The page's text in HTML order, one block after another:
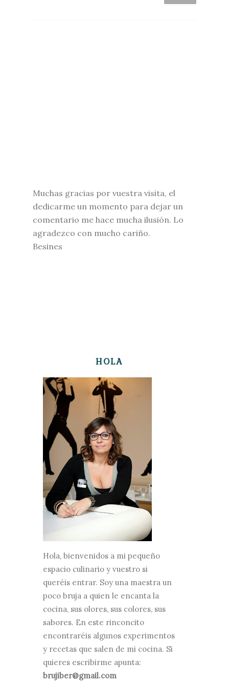
Muchas gracias por vuestra visita, el
dedicarme un momento para dejar un
comentario me hace mucha ilusión. Lo
agradezco con mucho cariño.
Besines
HOLA
Hola, bienvenidos a mi pequeño
espacio culinario y vuestro si
queréis entrar. Soy una maestra un
poco bruja a quien le encanta la
cocina, sus olores, sus colores, sus
sabores. En este rinconcito
encontraréis algunos experimentos
y recetas que salen de mi cocina. Si
quieres escribirme apunta:
brujiber@gmail.com